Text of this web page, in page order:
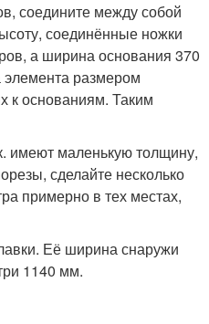
соедините между собой
соединённые ножки
а ширина основания 370
размером
к основаниям. Таким
имеют маленькую толщину,
сделайте несколько
примерно в тех местах,
Её ширина снаружи
1140 мм.